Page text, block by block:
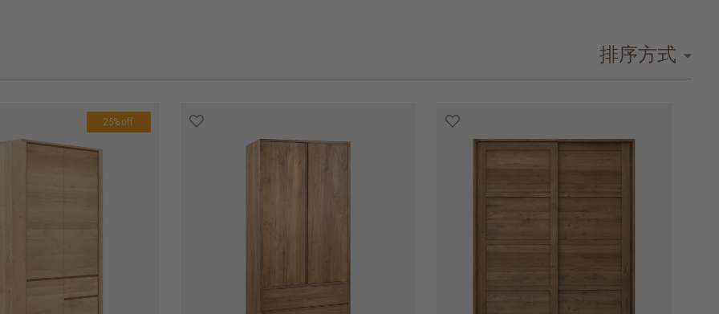
排序方式
25% off